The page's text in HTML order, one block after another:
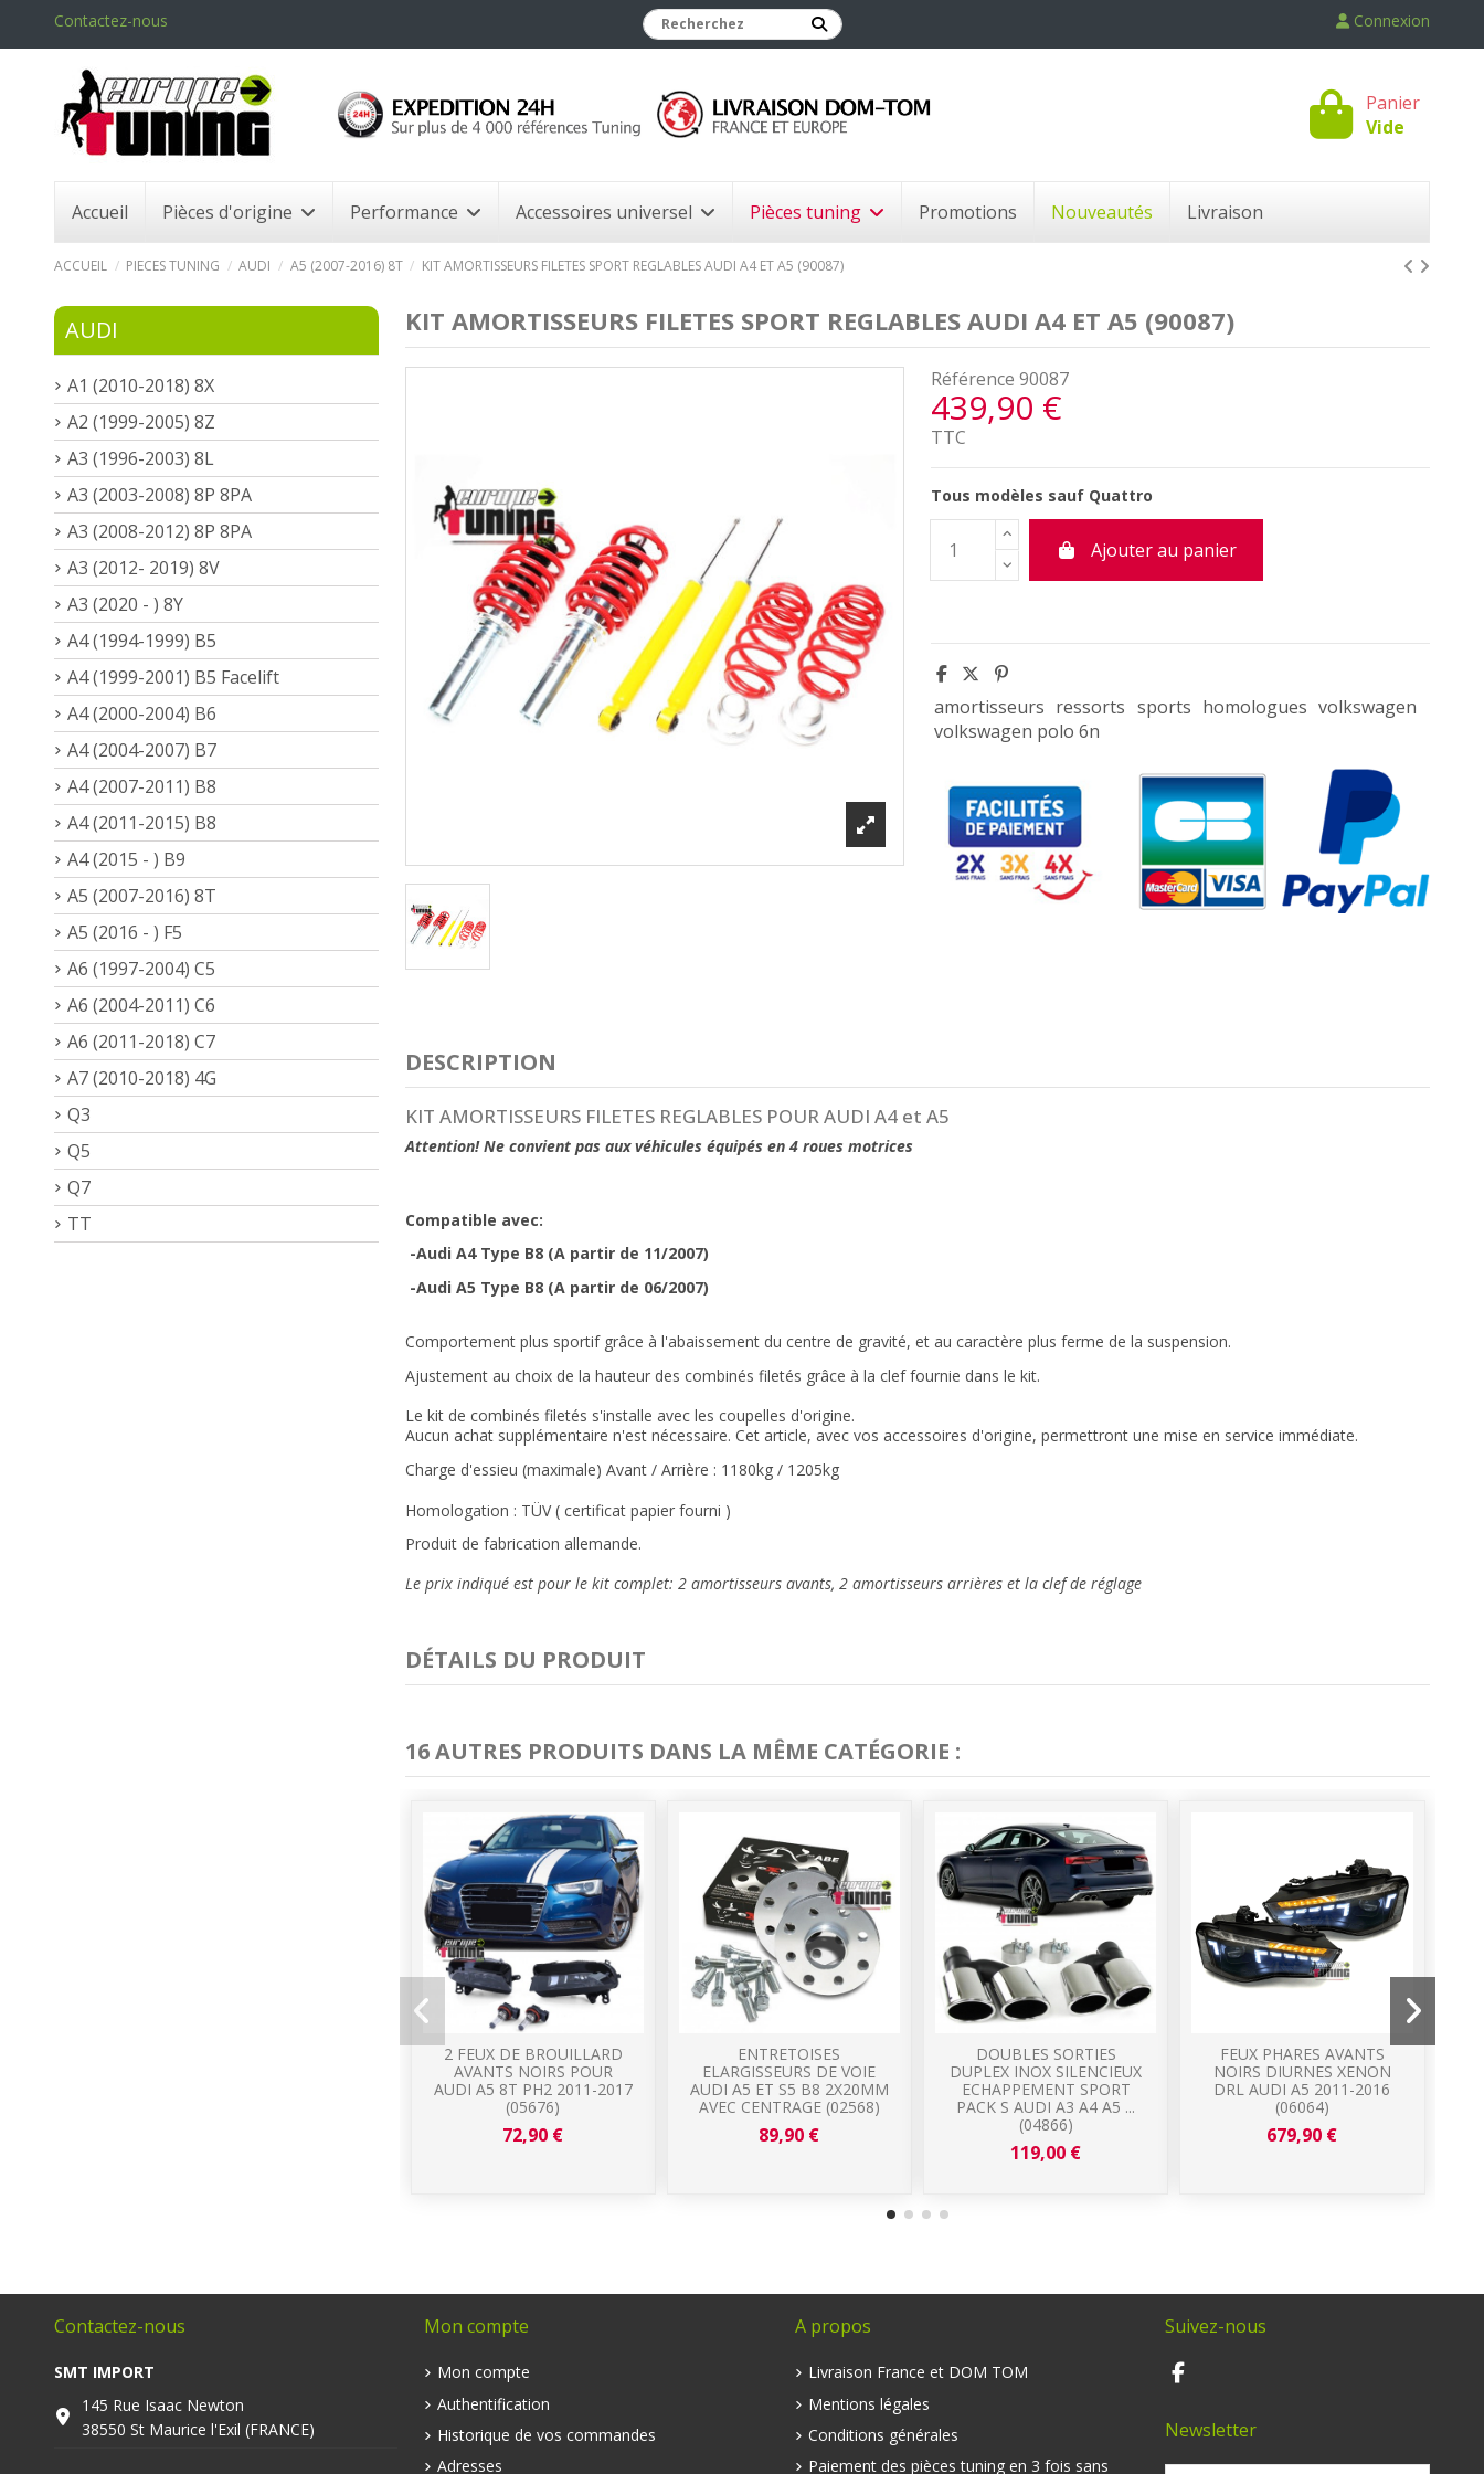
Contactez-nous Connexion
Panier
Vide
Accueil Pièces d'origine Performance Accessoires universel Pièces tuning Promotions Nouveautés Livraison
ACCUEIL PIECES TUNING AUDI A5 (2007-2016) 8T KIT AMORTISSEURS FILETES SPORT REGLABLES AUDI A4 ET A5 (90087)
KIT AMORTISSEURS FILETES SPORT REGLABLES AUDI A4 ET A5 (90087)
Référence 90087
439,90 €
TTC
Tous modèles sauf Quattro
Ajouter au panier
amortisseurs ressorts sports homologues volkswagen
volkswagen polo 6n
DESCRIPTION
KIT AMORTISSEURS FILETES REGLABLES POUR AUDI A4 et A5
Attention! Ne convient pas aux véhicules équipés en 4 roues motrices
Compatible avec:
-Audi A4 Type B8 (A partir de 11/2007)
-Audi A5 Type B8 (A partir de 06/2007)
Comportement plus sportif grâce à l'abaissement du centre de gravité, et au caractère plus ferme de la suspension.
Ajustement au choix de la hauteur des combinés filetés grâce à la clef fournie dans le kit.
Le kit de combinés filetés s'installe avec les coupelles d'origine.
Aucun achat supplémentaire n'est nécessaire. Cet article, avec vos accessoires d'origine, permettront une mise en service immédiate.
Charge d'essieu (maximale) Avant / Arrière : 1180kg / 1205kg
Homologation : TÜV ( certificat papier fourni )
Produit de fabrication allemande.
Le prix indiqué est pour le kit complet: 2 amortisseurs avants, 2 amortisseurs arrières et la clef de réglage
DÉTAILS DU PRODUIT
16 AUTRES PRODUITS DANS LA MÊME CATÉGORIE :
2 FEUX DE BROUILLARD
AVANTS NOIRS POUR
AUDI A5 8T PH2 2011-2017
(05676)
72,90 €
ENTRETOISES
ELARGISSEURS DE VOIE
AUDI A5 ET S5 B8 2X20MM
AVEC CENTRAGE (02568)
89,90 €
DOUBLES SORTIES
DUPLEX INOX SILENCIEUX
ECHAPPEMENT SPORT
PACK S AUDI A3 A4 A5 ...
(04866)
119,00 €
FEUX PHARES AVANTS
NOIRS DIURNES XENON
DRL AUDI A5 2011-2016
(06064)
679,90 €
AUDI
A1 (2010-2018) 8X
A2 (1999-2005) 8Z
A3 (1996-2003) 8L
A3 (2003-2008) 8P 8PA
A3 (2008-2012) 8P 8PA
A3 (2012- 2019) 8V
A3 (2020 - ) 8Y
A4 (1994-1999) B5
A4 (1999-2001) B5 Facelift
A4 (2000-2004) B6
A4 (2004-2007) B7
A4 (2007-2011) B8
A4 (2011-2015) B8
A4 (2015 - ) B9
A5 (2007-2016) 8T
A5 (2016 - ) F5
A6 (1997-2004) C5
A6 (2004-2011) C6
A6 (2011-2018) C7
A7 (2010-2018) 4G
Q3
Q5
Q7
TT
Contactez-nous
SMT IMPORT
145 Rue Isaac Newton
38550 St Maurice l'Exil (FRANCE)
Mon compte
Mon compte
Authentification
Historique de vos commandes
Adresses
A propos
Livraison France et DOM TOM
Mentions légales
Conditions générales
Paiement des pièces tuning en 3 fois sans
Suivez-nous
Newsletter